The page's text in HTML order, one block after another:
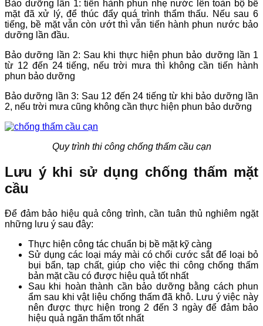
Bảo dưỡng lần 1: tiến hành phun nhẹ nước lên toàn bộ bề
mặt đã xử lý, để thúc đẩy quá trình thẩm thấu. Nếu sau 6
tiếng, bề mặt vẫn còn ướt thì vẫn tiến hành phun nước bảo
dưỡng lần đầu.
Bảo dưỡng lần 2: Sau khi thực hiện phun bảo dưỡng lần 1
từ 12 đến 24 tiếng, nếu trời mưa thì không cần tiến hành
phun bảo dưỡng
Bảo dưỡng lần 3: Sau 12 đến 24 tiếng từ khi bảo dưỡng lần
2, nếu trời mưa cũng không cần thực hiện phun bảo dưỡng
Quy trình thi công chống thấm cầu cạn
Lưu ý khi sử dụng chống thấm mặt
cầu
Để đảm bảo hiệu quả công trình, cần tuân thủ nghiêm ngặt
những lưu ý sau đây:
Thực hiện công tác chuẩn bị bề mặt kỹ càng
Sử dụng các loại máy mài có chổi cước sắt để loại bỏ
bụi bẩn, tạp chất, giúp cho việc thi công chống thấm
bản mặt cầu có được hiệu quả tốt nhất
Sau khi hoàn thành cần bảo dưỡng bằng cách phun
ẩm sau khi vật liệu chống thấm đã khô. Lưu ý việc này
nên được thực hiện trong 2 đến 3 ngày để đảm bảo
hiệu quả ngăn thấm tốt nhất